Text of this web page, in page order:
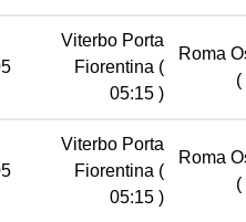
Viterbo Porta
Fiorentina (
05:15 )
Roma
(
Viterbo Porta
Fiorentina (
05:15 )
Roma
(